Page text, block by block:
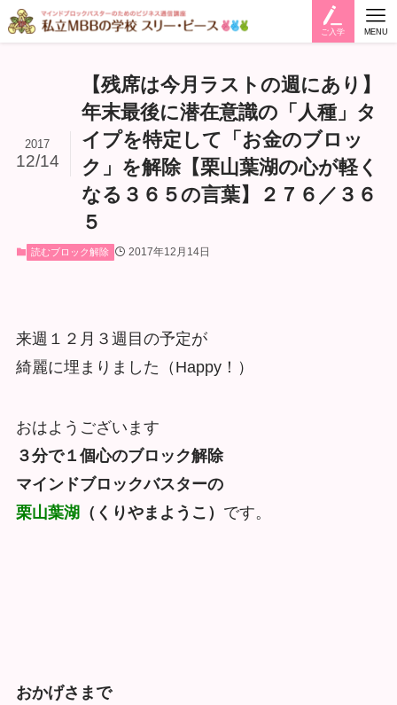
ご入学 MENU
【残席は今月ラストの週にあり】
年末最後に潜在意識の「人種」タ
イプを特定して「お金のブロッ
ク」を解除【栗山葉湖の心が軽く
なる３６５の言葉】２７６／３６
５
2017
12/14
読むブロック解除 2017年12月14日
来週１２月３週目の予定が
綺麗に埋まりました（Happy！）
おはようございます
３分で１個心のブロック解除
マインドブロックバスターの
栗山葉湖 （くりやまようこ） です。
おかげさまで